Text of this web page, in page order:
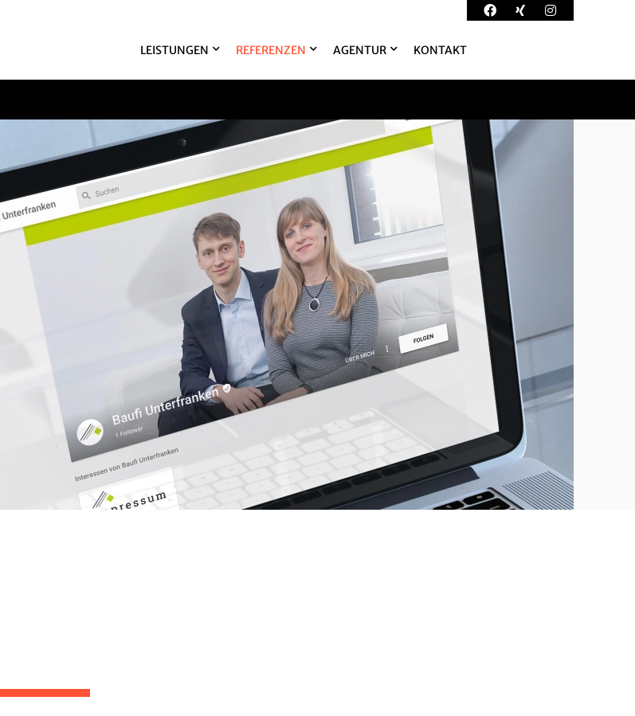
LEISTUNGEN REFERENZEN AGENTUR KONTAKT